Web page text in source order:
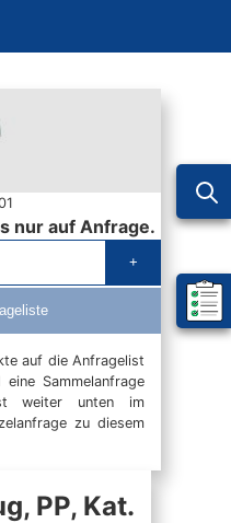
Mein
nur auf Anfrage.
+
auf die Anfragelist
Sammelanfrage
weiter unten im
zu diesem
PP, Kat.